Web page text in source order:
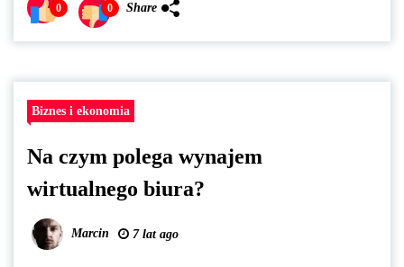
0 0 Share
Biznes i ekonomia
Na czym polega wynajem
wirtualnego biura?
Marcin 7 lat ago